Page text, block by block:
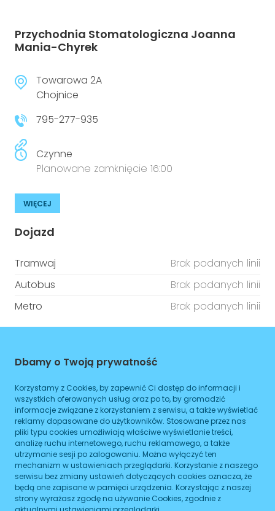
Przychodnia Stomatologiczna Joanna
Mania-Chyrek
Towarowa 2A
Chojnice
795-277-935
Czynne
Planowane zamknięcie 16:00
WIĘCEJ
Dojazd
Tramwaj
Brak podanych linii
Autobus
Brak podanych linii
Metro
Brak podanych linii
Godziny otwarcia
Poniedziałek 08:00 -
Wtorek
08:00- 16:00
Środa
08:00-
Czwartek
08:00- 16:00
Piątek
08:00 16:00
Dbamy o Twoją prywatność
Korzystamy z Cookies, by zapewnić Ci dostęp do informacji i
wszystkich oferowanych usług oraz po to, by gromadzić
informacje związane z korzystaniem z serwisu, a także wyświetlać
reklamy dopasowane do użytkowników. Stosowane przez nas
pliki typu cookies umożliwiają właściwe wyświetlanie treści,
analizę ruchu internetowego, ruchu reklamowego, a także
utrzymanie sesji po zalogowaniu. Można wyłączyć ten
mechanizm w ustawieniach przeglądarki. Korzystanie z naszego
serwisu bez zmiany ustawień dotyczących cookies oznacza, że
będą one zapisane w pamięci urządzenia. Korzystając z naszej
strony wyrażasz zgodę na używanie Cookies, zgodnie z